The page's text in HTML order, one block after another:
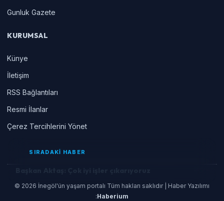
Gunluk Gazete
KURUMSAL
Künye
İletişim
RSS Bağlantıları
Resmi İlanlar
Çerez Tercihlerini Yönet
© 2026 İnegöl'ün yaşam portalı Tüm hakları saklıdır | Haber Yazılımı
:Haberium
SIRADAKİ HABER